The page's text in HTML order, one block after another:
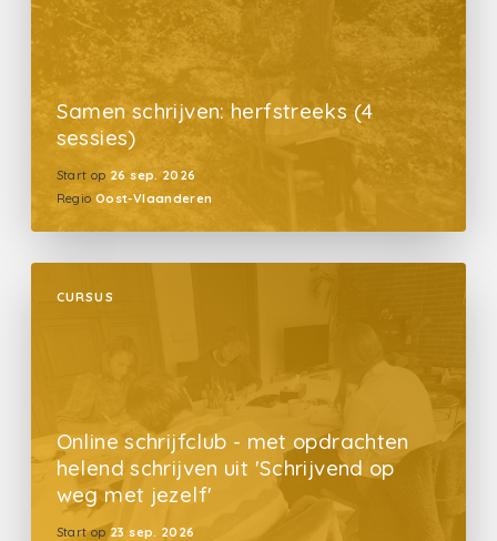
Samen schrijven: herfstreeks (4
sessies)
Start op 26 sep. 2026
Regio Oost-Vlaanderen
CURSUS
Online schrijfclub - met opdrachten
helend schrijven uit 'Schrijvend op
weg met jezelf'
Start op 23 sep. 2026